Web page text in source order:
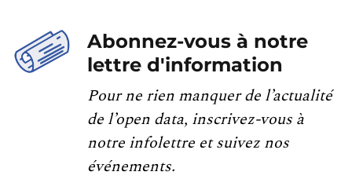
Abonnez-vous à notre
lettre d'information
Pour ne rien manquer de l’actualité
de l’open data, inscrivez-vous à
notre infolettre et suivez nos
événements.